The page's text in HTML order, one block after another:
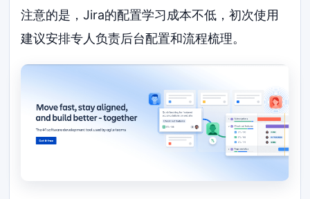
注意的是，Jira的配置学习成本不低，初次使用
建议安排专人负责后台配置和流程梳理。